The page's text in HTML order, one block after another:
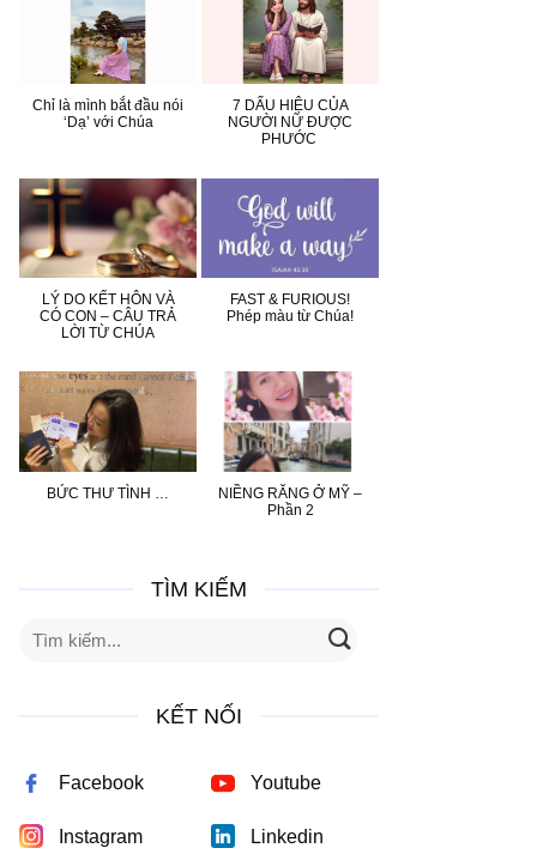
Chỉ là mình bắt đầu nói
‘Dạ’ với Chúa
7 DẤU HIỆU CỦA
NGƯỜI NỮ ĐƯỢC
PHƯỚC
LÝ DO KẾT HÔN VÀ
CÓ CON – CÂU TRẢ
LỜI TỪ CHÚA
FAST & FURIOUS!
Phép màu từ Chúa!
BỨC THƯ TÌNH …
NIỀNG RĂNG Ở MỸ –
Phần 2
TÌM KIẾM
KẾT NỐI
Facebook Youtube
Instagram Linkedin